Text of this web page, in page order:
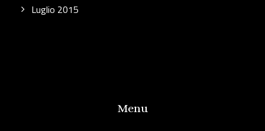
Luglio 2015
Menu